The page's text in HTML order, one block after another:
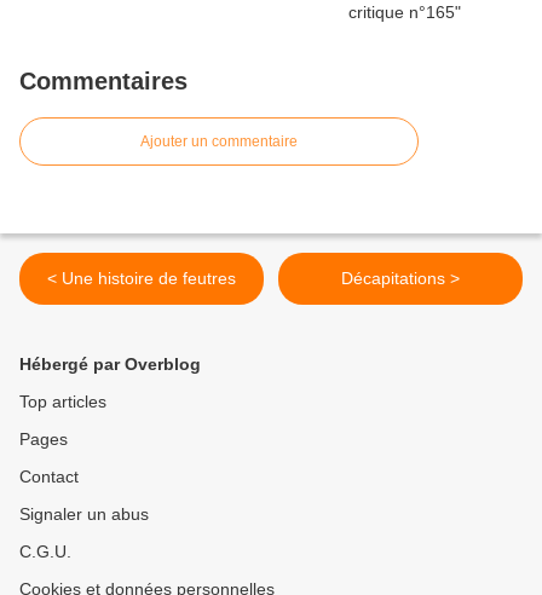
Commentaires
Ajouter un commentaire
< Une histoire de feutres Décapitations >
Hébergé par Overblog
Top articles
Pages
Contact
Signaler un abus
C.G.U.
Cookies et données personnelles